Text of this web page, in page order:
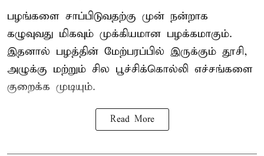
பழங்களை சாப்பிடுவதற்கு முன் நன்றாக
கழுவுவது மிகவும் முக்கியமான பழக்கமாகும்.
இதனால் பழத்தின் மேற்பரப்பில் இருக்கும் தூசி,
அழுக்கு மற்றும் சில பூச்சிக்கொல்லி எச்சங்களை
குறைக்க முடியும்.
Read More